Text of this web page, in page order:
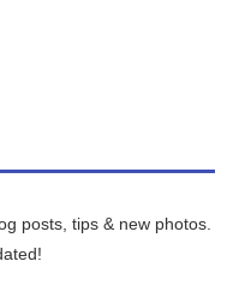
posts, tips & new photos.